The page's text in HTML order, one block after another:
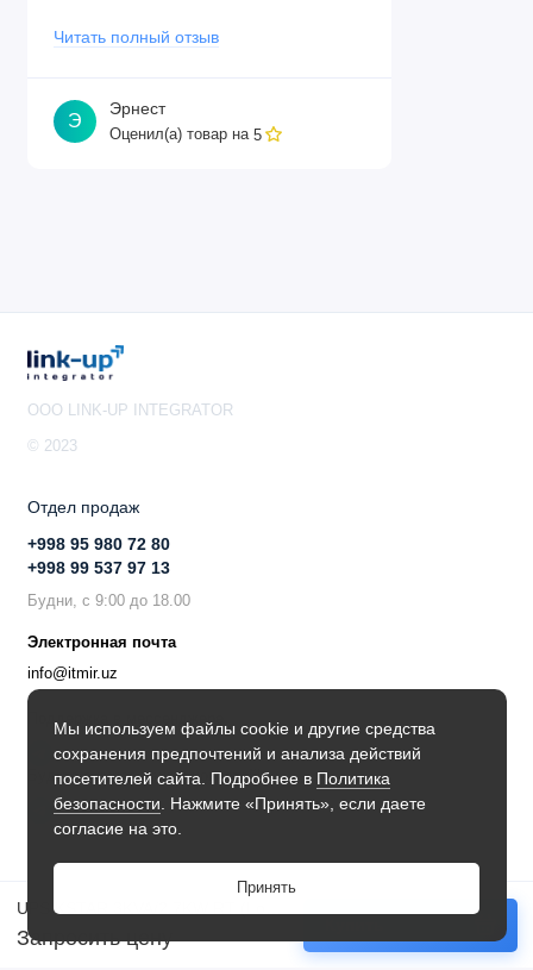
Запросить цену
Читать полный отзыв
Э
Эрнест
Оценил(а) товар на 5
Мы используем файлы cookie и другие средства
сохранения предпочтений и анализа действий
посетителей сайта. Подробнее в Политика
безопасности . Нажмите «Принять», если даете
согласие на это.
Принять
OOO LINK-UP INTEGRATOR
© 2023
Отдел продаж
+998 95 980 72 80
+998 99 537 97 13
Будни, с 9:00 до 18.00
Электронная почта
info@itmir.uz
Поддержка в мессенджере
Будьте в курсе наших новостей!